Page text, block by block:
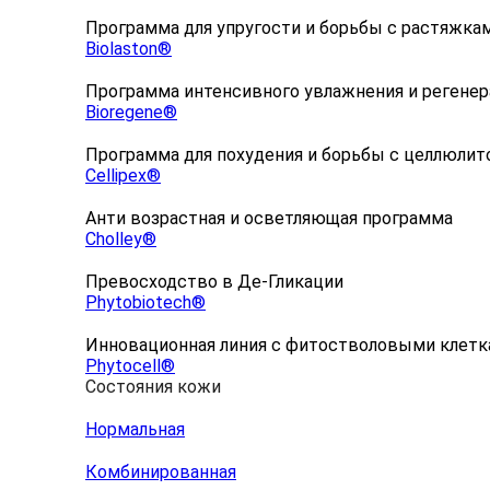
Программа для упругости и борьбы с
Biolaston®
Программа интенсивного увлажнения и
Bioregene®
Программа для похудения и борьбы с
Cellipex®
Анти возрастная и осветляющая программа
Cholley®
Превосходство в Де-Гликации
Phytobiotech®
Инновационная линия с фитостволовыми
Phytocell®
Состояния кожи
Нормальная
Комбинированная